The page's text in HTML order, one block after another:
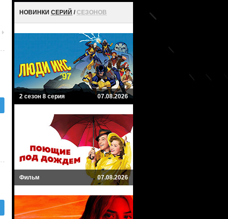
НОВИНКИ СЕРИЙ /СЕЗОНОВ
2 сезон 8 серия 07.08.2026
Фильм 07.08.2026